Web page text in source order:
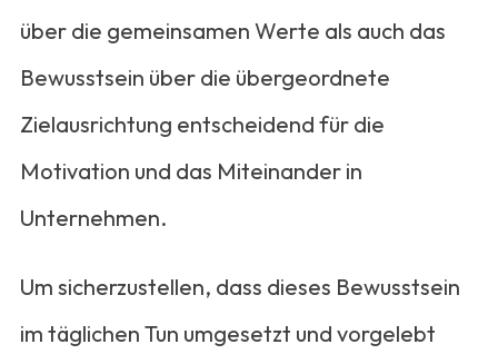
über die gemeinsamen Werte als auch das
Bewusstsein über die übergeordnete
Zielausrichtung entscheidend für die
Motivation und das Miteinander in
Unternehmen.
Um sicherzustellen, dass dieses Bewusstsein
im täglichen Tun umgesetzt und vorgelebt